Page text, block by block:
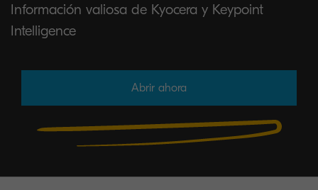
Información valiosa de Kyocera y Keypoint
Intelligence
Abrir ahora